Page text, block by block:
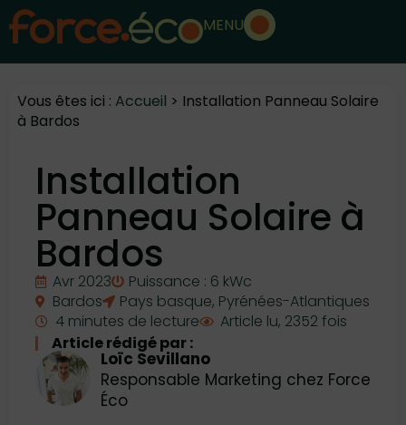
MENU
Vous êtes ici : Accueil > Installation Panneau Solaire
à Bardos
Installation
Panneau Solaire à
Bardos
Avr 2023
Puissance : 6 kWc
Bardos
Pays basque, Pyrénées-Atlantiques
4 minutes de lecture
Article lu, 2352 fois
Article rédigé par :
Loïc Sevillano
Responsable Marketing chez Force
Éco